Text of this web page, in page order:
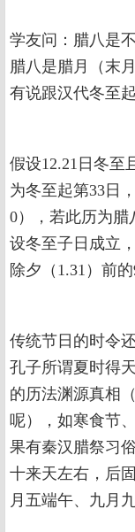
学友问：腊八是
腊八是腊月（末
有说跟汉代冬至
假设12.21日冬至
为冬至起第33日
0），若此历为腊
设冬至子日成立
除夕（1.31）前的
传统节日的时令
孔子所谓夏时得
的历法渊源真相
呢），如寒食节
果有秦汉腊祭习
十来天左右，后
月五端午、九月